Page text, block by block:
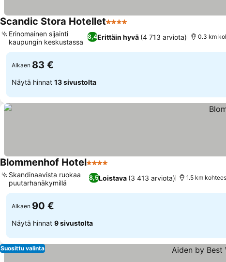
Scandic Stora Hotellet4 Tähtiluokitus
8,4Erittäin hyvä (4 713 arviota)
Erinomainen sijainti
kaupungin keskustassa
0.3 km
Alkaen 83 €
Näytä hinnat 13 sivustolta
Blommenhof Hotel4 Tähtiluokitus
8,5Loistava (3 413 arviota)
Skandinaavista ruokaa
puutarhanäkymillä
1.5 km
Alkaen 90 €
Näytä hinnat 9 sivustolta
Suosittu valinta